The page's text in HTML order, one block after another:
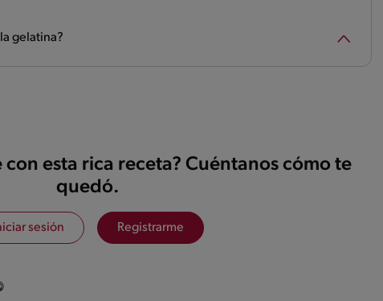
gelatina?
esta rica receta? Cuéntanos cómo te
quedó.
sesión Registrarme